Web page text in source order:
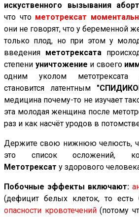
искуственного вызывания
что что метотрексат
они не говорят, что у беременной
только плод, но при этом у
введения метотрексата
степени уничтожение и своего
одним уколом метотрексата
становится латентным
медицина почему-то не изучает
эта молодая женщина после
раз и как насчёт уродов в
Держите свою нижнюю челюсть,
это список осложений,
Метотрексат у здорового
Побочные эффекты включают:
(дефицит белых клеток, то
опасности кровотечений(потому